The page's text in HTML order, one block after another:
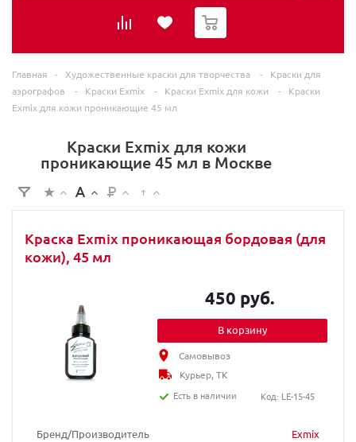
0
Главная - Художественные краски для творчества -
Краски для
аэрографов
- Краски Exmix - Краски Exmix для кожи -
Краски
Exmix для кожи проникающие 45 мл
Краски Exmix для кожи
проникающие 45 мл в Москве
Краска Exmix проникающая бордовая (для
кожи), 45 мл
Бренд/Производитель
Exmix
450 руб.
В корзину
Самовывоз
Курьер, ТК
Есть в наличии
Код: LE-15-45